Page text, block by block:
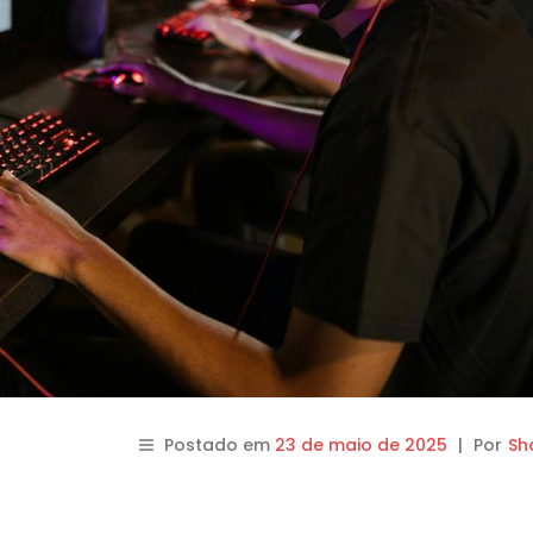
Postado em 23 de maio de 2025 | Por